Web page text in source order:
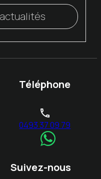
Téléphone
phone
0493 37 09 79
Suivez-nous